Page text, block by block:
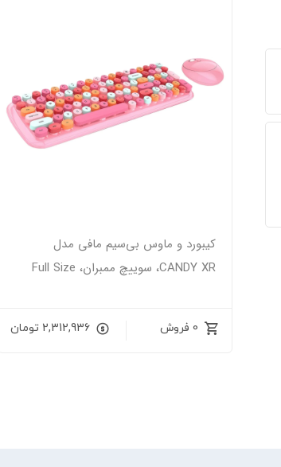
کیبورد و ماوس بی‌سیم مافی مدل
CANDY XR، سوییچ ممبران، Full Size
0 فروش 2,312,936 تومان